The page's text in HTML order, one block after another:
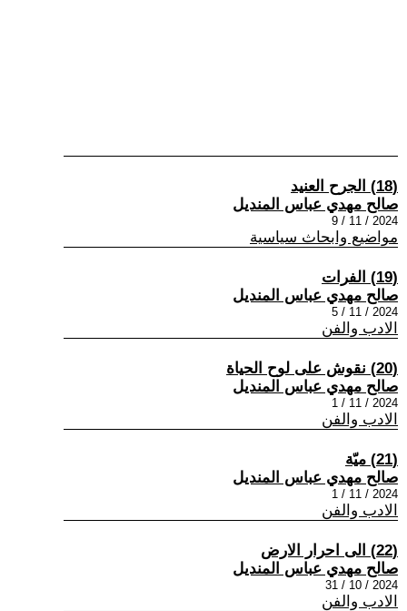
(18) الجرح العنيد
صالح مهدي عباس المنديل
2024 / 11 / 9
مواضيع وابحاث سياسية
(19) الفرات
صالح مهدي عباس المنديل
2024 / 11 / 5
الادب والفن
(20) نقوش على لوح الحياة
صالح مهدي عباس المنديل
2024 / 11 / 1
الادب والفن
(21) ميّة
صالح مهدي عباس المنديل
2024 / 11 / 1
الادب والفن
(22) الى احرار الارض
صالح مهدي عباس المنديل
2024 / 10 / 31
الادب والفن